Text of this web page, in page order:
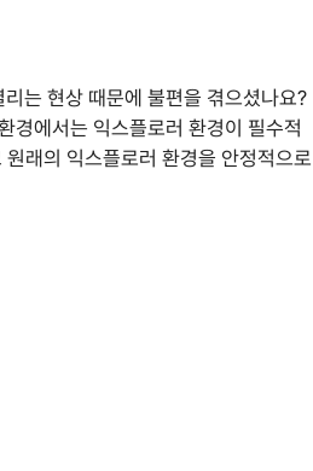
는 현상 때문에 불편을 겪으셨나요?
경에서는 익스플로러 환경이 필수적
래의 익스플로러 환경을 안정적으로